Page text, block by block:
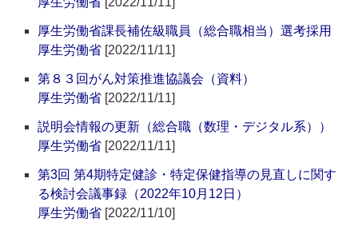
厚生労働省課長補佐級職員（総合職相当）選考採用
厚生労働省 [2022/11/11]
第８３回がん対策推進協議会（資料）
厚生労働省 [2022/11/11]
説明会情報の更新（総合職（数理・デジタル系））
厚生労働省 [2022/11/11]
第3回 第4期特定健診・特定保健指導の見直しに関す
る検討会議事録（2022年10月12日）
厚生労働省 [2022/11/10]